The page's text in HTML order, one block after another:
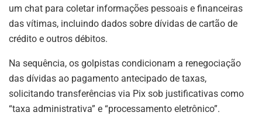
um chat para coletar informações pessoais e financeiras
das vítimas, incluindo dados sobre dívidas de cartão de
crédito e outros débitos.
Na sequência, os golpistas condicionam a renegociação
das dívidas ao pagamento antecipado de taxas,
solicitando transferências via Pix sob justificativas como
“taxa administrativa” e “processamento eletrônico”.